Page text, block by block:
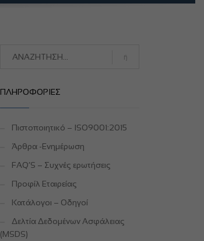
ΠΛΗΡΟΦΟΡΊΕΣ
Πιστοποιητικό – ISO9001:2015
Άρθρα -Ενημέρωση
FAQ’S – Συχνές ερωτήσεις
Προφίλ Εταιρείας
Κατάλογοι – Οδηγοί
Δελτία Δεδομένων Ασφάλειας
(MSDS)